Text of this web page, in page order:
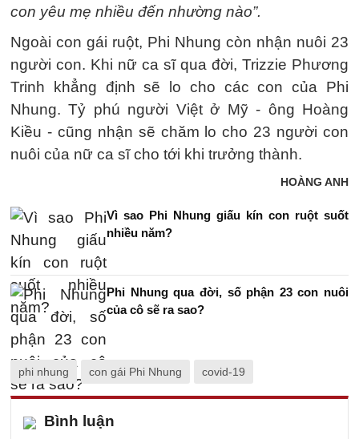
con yêu mẹ nhiều đến nhường nào”.
Ngoài con gái ruột, Phi Nhung còn nhận nuôi 23
người con. Khi nữ ca sĩ qua đời, Trizzie Phương
Trinh khẳng định sẽ lo cho các con của Phi
Nhung. Tỷ phú người Việt ở Mỹ - ông Hoàng
Kiều - cũng nhận sẽ chăm lo cho 23 người con
nuôi của nữ ca sĩ cho tới khi trưởng thành.
HOÀNG ANH
Vì sao Phi Nhung giấu kín con ruột suốt
nhiều năm?
Phi Nhung qua đời, số phận 23 con nuôi
của cô sẽ ra sao?
phi nhung con gái Phi Nhung covid-19
Bình luận